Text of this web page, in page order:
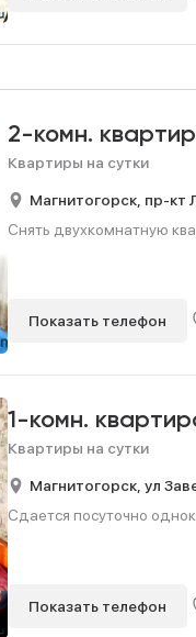
2-комн.
Квартиры на сутки
Магнитогорск, пр-кт
Снять двухкомнатную
Показать телефон
1-комн.
Квартиры на сутки
Магнитогорск, ул
Сдается посуточно
Показать телефон